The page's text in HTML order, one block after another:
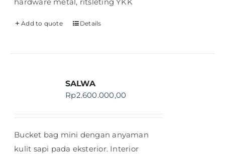
Add to quote Details
SALWA
Rp2.600.000,00
Bucket bag mini dengan anyaman
kulit sapi pada eksterior. Interior